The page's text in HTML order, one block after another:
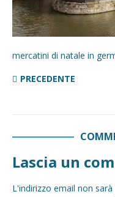
mercatini di natale in
PRECEDENTE
Lascia un
L'indirizzo email non sarà